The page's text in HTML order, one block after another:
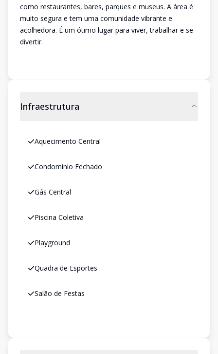
como restaurantes, bares, parques e museus. A área é
muito segura e tem uma comunidade vibrante e
acolhedora. É um ótimo lugar para viver, trabalhar e se
divertir.
Infraestrutura
Aquecimento Central
Condomínio Fechado
Gás Central
Piscina Coletiva
Playground
Quadra de Esportes
Salão de Festas